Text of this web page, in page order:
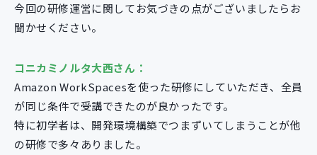
今回の研修運営に関してお気づきの点がございましたらお
聞かせください。
コニカミノルタ大西さん：
Amazon WorkSpacesを使った研修にしていただき、全員
が同じ条件で受講できたのが良かったです。
特に初学者は、開発環境構築でつまずいてしまうことが他
の研修で多々ありました。